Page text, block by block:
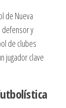
de Nueva
defensor y
de clubes
jugador clave